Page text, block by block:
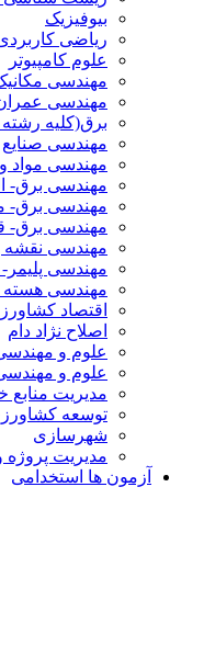
بیوفیزیک
ریاضی
علوم کامپیوتر
مهندسی
مهندسی
برق(کلیه رشته
مهندسی صنایع
مهندسی مواد
مهندسی برق-
مهندسی برق-
مهندسی برق-
مهندسی نقشه
مهندسی پلیمر-
مهندسی هسته
اقتصاد
اصلاح نژاد دام
علوم و
علوم و
مدیریت منابع
توسعه
شهرسازی
مدیریت
آزمون ها استخدامی